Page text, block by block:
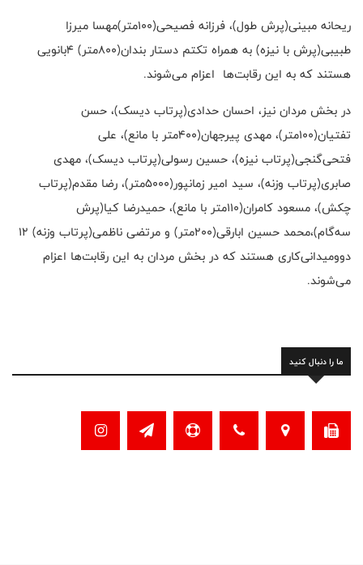
ریحانه مبینی(پرش طول)، فرزانه فصیحی(۱۰۰متر)مهسا میرزا
طبیبی(پرش با نیزه) به همراه تکتم دستار بندان(۸۰۰متر) ۴بانویی
هستند که به این رقابت‌ها اعزام می‌شوند.
در بخش مردان نیز، احسان حدادی(پرتاب دیسک)، حسن
تفتیان(۱۰۰متر)، مهدی پیرجهان(۴۰۰متر با مانع)، علی
فتحی‌گنجی(پرتاب نیزه)، حسین رسولی(پرتاب دیسک)، مهدی
صابری(پرتاب وزنه)، سید امیر زمانپور(۵۰۰۰متر)، رضا مقدم(پرتاب
چکش)، مسعود کامران(۱۱۰متر با مانع)، حمیدرضا کیا(پرش
سه‌گام)،محمد حسین ابارقی(۲۰۰متر) و مرتضی ناظمی(پرتاب وزنه) ۱۲
دوومیدانی‌کاری هستند که در بخش مردان به این رقابت‌ها اعزام
می‌شوند.
ما را دنبال کنید